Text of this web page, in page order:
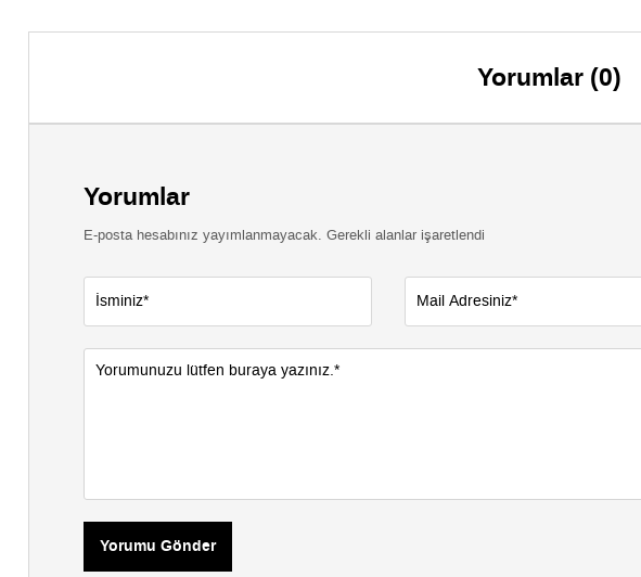
Yorumlar (0)
Yorumlar
E-posta hesabınız yayımlanmayacak. Gerekli alanlar işaretlendi
Yorumu Gönder